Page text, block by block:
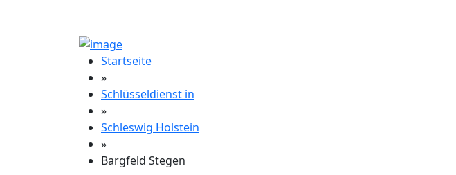
Startseite
»
Schlüsseldienst in
»
Schleswig Holstein
»
Bargfeld Stegen